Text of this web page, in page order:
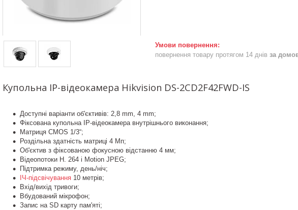
повернення товару протягом 14 днів за
Купольна IP-відеокамера Hikvision DS-2CD2F42FWD-IS
Доступні варіанти об'єктивів: 2,8 mm, 4 mm;
Фіксована купольна IP-відеокамера внутрішнього виконання;
Матриця CMOS 1/3“;
Роздільна здатність матриці 4 Мп;
Об'єктив з фіксованою фокусною відстанню 4 мм;
Відеопотоки H. 264 і Motion JPEG;
Підтримка режиму, день/ніч;
ІЧ-підсвічування 10 метрів;
Вхід/вихід тривоги;
Вбудований мікрофон;
Запис на SD карту пам'яті;